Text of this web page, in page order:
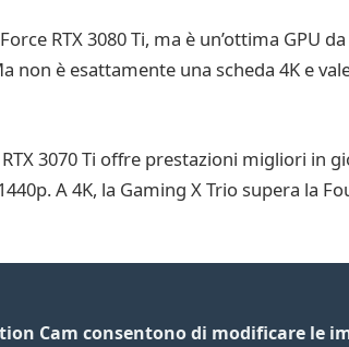
RTX 3080 Ti, ma è un’ottima GPU
non è esattamente una scheda 4K e
3070 Ti offre prestazioni migliori in
A 4K, la Gaming X Trio supera la
Cam consentono di modificare le